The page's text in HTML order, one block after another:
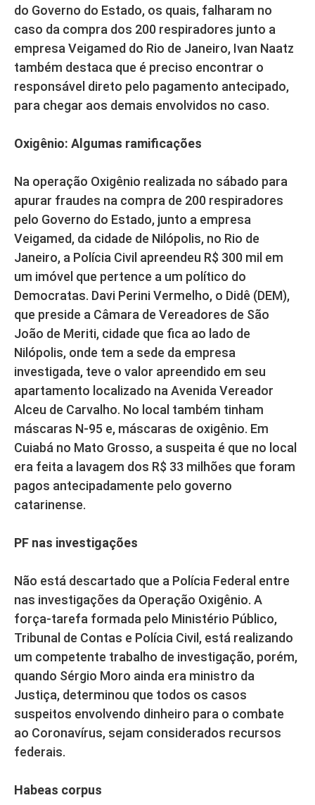
do Governo do Estado, os quais, falharam no
caso da compra dos 200 respiradores junto a
empresa Veigamed do Rio de Janeiro, Ivan Naatz
também destaca que é preciso encontrar o
responsável direto pelo pagamento antecipado,
para chegar aos demais envolvidos no caso.
Oxigênio: Algumas ramificações
Na operação Oxigênio realizada no sábado para
apurar fraudes na compra de 200 respiradores
pelo Governo do Estado, junto a empresa
Veigamed, da cidade de Nilópolis, no Rio de
Janeiro, a Polícia Civil apreendeu R$ 300 mil em
um imóvel que pertence a um político do
Democratas. Davi Perini Vermelho, o Didê (DEM),
que preside a Câmara de Vereadores de São
João de Meriti, cidade que fica ao lado de
Nilópolis, onde tem a sede da empresa
investigada, teve o valor apreendido em seu
apartamento localizado na Avenida Vereador
Alceu de Carvalho. No local também tinham
máscaras N-95 e, máscaras de oxigênio. Em
Cuiabá no Mato Grosso, a suspeita é que no local
era feita a lavagem dos R$ 33 milhões que foram
pagos antecipadamente pelo governo
catarinense.
PF nas investigações
Não está descartado que a Polícia Federal entre
nas investigações da Operação Oxigênio. A
força-tarefa formada pelo Ministério Público,
Tribunal de Contas e Polícia Civil, está realizando
um competente trabalho de investigação, porém,
quando Sérgio Moro ainda era ministro da
Justiça, determinou que todos os casos
suspeitos envolvendo dinheiro para o combate
ao Coronavírus, sejam considerados recursos
federais.
Habeas corpus